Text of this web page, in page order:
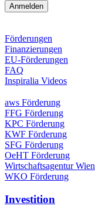
Förderungen
Finanzierungen
EU-Förderungen
FAQ
Inspiralia Videos
aws Förderung
FFG Förderung
KPC Förderung
KWF Förderung
SFG Förderung
OeHT Förderung
Wirtschaftsagentur Wien
WKO Förderung
Investition